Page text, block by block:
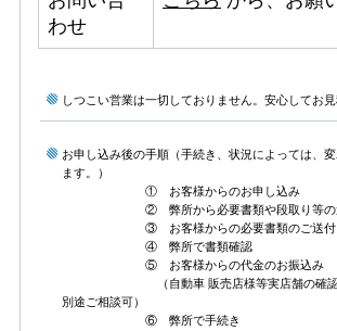
わせ
しつこい営業は一切しておりません。安心してお見
お申し込み後の手順（手続き、状況によっては、
ます。）
① お客様からのお申し込み
② 弊所から必要書類や段取り等の
③ お客様からの必要書類のご送付
④ 弊所で書類確認
⑤ お客様からの代金のお振込み
（自動車 販売店様等実店舗の確認出
別途ご相談可）
⑥ 弊所で手続き